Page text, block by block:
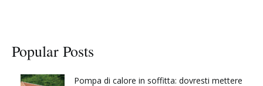
Popular Posts
Pompa di calore in soffitta: dovresti mettere